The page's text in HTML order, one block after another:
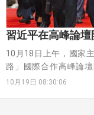
習近平在高峰論
同實現現代化
10月18日上午，國家
路」國際合作高峰論
通、共同發展的世界》
10月19日 08:30:06